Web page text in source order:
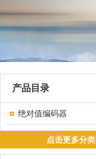
产品目录
绝对值编码器
点击更多分类